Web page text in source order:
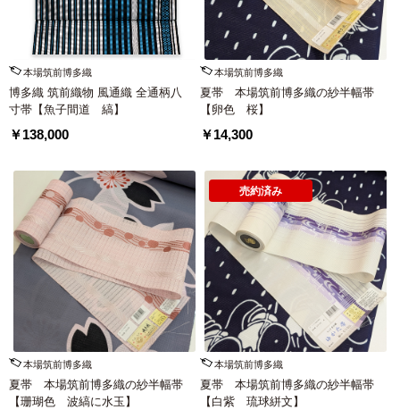
本場筑前博多織
博多織 筑前織物 風通織 全通柄八
寸帯【魚子間道 縞】
￥138,000
本場筑前博多織
夏帯 本場筑前博多織の紗半幅帯
【卵色 桜】
￥14,300
本場筑前博多織
夏帯 本場筑前博多織の紗半幅帯
【珊瑚色 波縞に水玉】
本場筑前博多織
夏帯 本場筑前博多織の紗半幅帯
【白紫 琉球絣文】
売約済み